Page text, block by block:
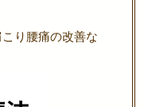
り腰痛の改善な